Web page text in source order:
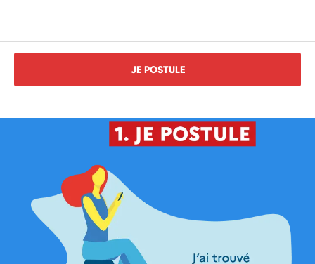
JE POSTULE